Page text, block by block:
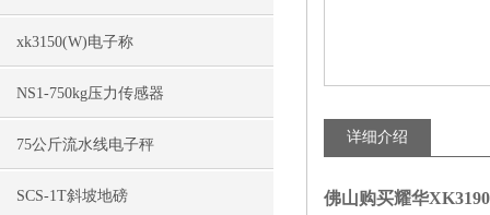
xk3150(W)电子称
NS1-750kg压力传感器
75公斤流水线电子秤
SCS-1T斜坡地磅
详细介绍
佛山购买耀华